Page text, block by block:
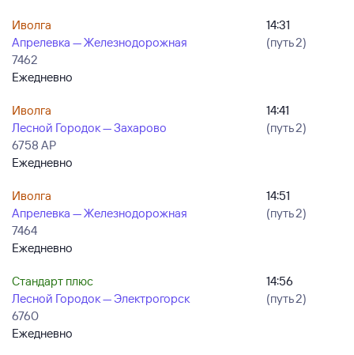
Иволга
Апрелевка — Железнодорожная
7462
Ежедневно
14:31
(путь 2)
Иволга
Лесной Городок — Захарово
6758 АР
Ежедневно
14:41
(путь 2)
Иволга
Апрелевка — Железнодорожная
7464
Ежедневно
14:51
(путь 2)
Стандарт плюс
Лесной Городок — Электрогорск
6760
Ежедневно
14:56
(путь 2)